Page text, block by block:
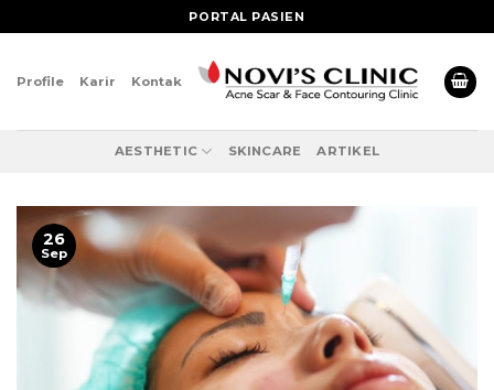
to
PORTAL PASIEN
Profile Karir Kontak
AESTHETIC SKINCARE ARTIKEL
26
Sep